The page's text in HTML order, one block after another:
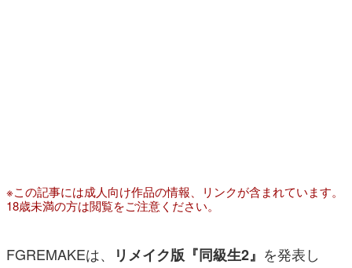
※この記事には成人向け作品の情報、リンクが含まれています。
18歳未満の方は閲覧をご注意ください。
FGREMAKEは、 リメイク版『同級生2』 を発表し